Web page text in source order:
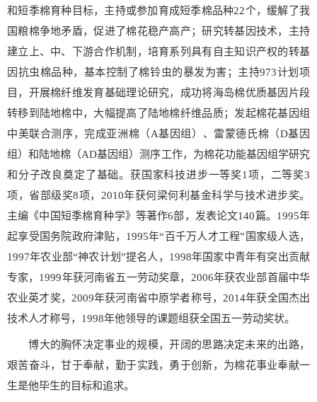
和短季棉育种目标，主持或参加育成短季棉品种22个，缓解了我
国粮棉争地矛盾，促进了棉花稳产高产；研究转基因技术，主持
建立上、中、下游合作机制，培育系列具有自主知识产权的转基
因抗虫棉品种，基本控制了棉铃虫的暴发为害；主持973计划项
目，开展棉纤维发育基础理论研究，成功将海岛棉优质基因片段
转移到陆地棉中，大幅提高了陆地棉纤维品质；发起棉花基因组
中美联合测序，完成亚洲棉（A基因组）、雷蒙德氏棉（D基因
组）和陆地棉（AD基因组）测序工作，为棉花功能基因组学研究
和分子改良奠定了基础。获国家科技进步一等奖1项，二等奖3
项，省部级奖8项，2010年获何梁何利基金科学与技术进步奖。
主编《中国短季棉育种学》等著作6部，发表论文140篇。1995年
起享受国务院政府津贴，1995年“百千万人才工程”国家级人选，
1997年农业部“神农计划”提名人，1998年国家中青年有突出贡献
专家，1999年获河南省五一劳动奖章，2006年获农业部首届中华
农业英才奖，2009年获河南省中原学者称号，2014年获全国杰出
技术人才称号，1998年他领导的课题组获全国五一劳动奖状。
博大的胸怀决定事业的规模，开阔的思路决定未来的出路，
艰苦奋斗，甘于奉献，勤于实践，勇于创新，为棉花事业奉献一
生是他毕生的目标和追求。